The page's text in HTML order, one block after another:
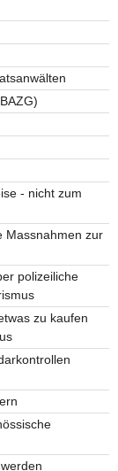
- nicht zum
Massnahmen zur
polizeiliche
zu kaufen